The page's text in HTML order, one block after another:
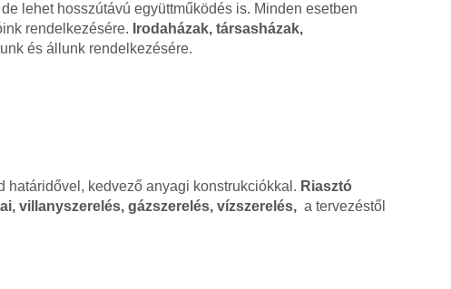
lehet hosszútávú együttműködés is. Minden esetben
rendelkezésére. Irodaházak, társasházak,
és állunk rendelkezésére.
határidővel, kedvező anyagi konstrukciókkal. Riasztó
villanyszerelés, gázszerelés, vízszerelés, a tervezéstől